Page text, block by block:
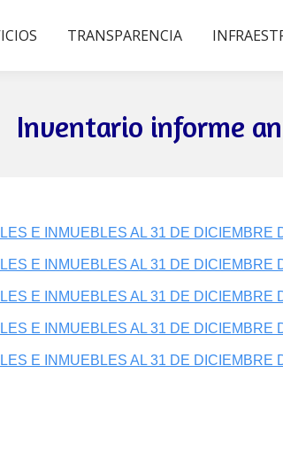
TRANSPARENCIA
Inventario informe
E INMUEBLES AL 31 DE DICIEMBRE
E INMUEBLES AL 31 DE DICIEMBRE
E INMUEBLES AL 31 DE DICIEMBRE
E INMUEBLES AL 31 DE DICIEMBRE
E INMUEBLES AL 31 DE DICIEMBRE